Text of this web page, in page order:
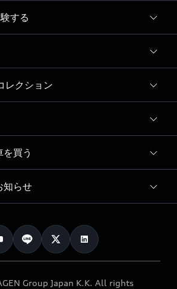
する
モデル
ン
レクション
ート
買う
知らせ
ペーン
Group Japan K.K. All rights